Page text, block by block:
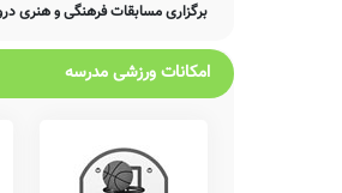
برگزاری مسابقات فرهنگی و هنری
امکانات ورزشی مدرسه